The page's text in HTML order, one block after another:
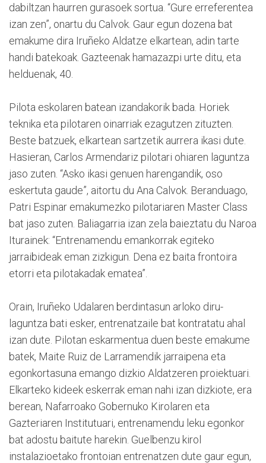
dabiltzan haurren gurasoek sortua. “Gure erreferentea
izan zen”, onartu du Calvok. Gaur egun dozena bat
emakume dira Iruñeko Aldatze elkartean, adin tarte
handi batekoak. Gazteenak hamazazpi urte ditu, eta
helduenak, 40.
Pilota eskolaren batean izandakorik bada. Horiek
teknika eta pilotaren oinarriak ezagutzen zituzten.
Beste batzuek, elkartean sartzetik aurrera ikasi dute.
Hasieran, Carlos Armendariz pilotari ohiaren laguntza
jaso zuten. “Asko ikasi genuen harengandik, oso
eskertuta gaude”, aitortu du Ana Calvok. Beranduago,
Patri Espinar emakumezko pilotariaren Master Class
bat jaso zuten. Baliagarria izan zela baieztatu du Naroa
Iturainek: “Entrenamendu emankorrak egiteko
jarraibideak eman zizkigun. Dena ez baita frontoira
etorri eta pilotakadak ematea”.
Orain, Iruñeko Udalaren berdintasun arloko diru-
laguntza bati esker, entrenatzaile bat kontratatu ahal
izan dute. Pilotan eskarmentua duen beste emakume
batek, Maite Ruiz de Larramendik jarraipena eta
egonkortasuna emango dizkio Aldatzeren proiektuari.
Elkarteko kideek eskerrak eman nahi izan dizkiote, era
berean, Nafarroako Gobernuko Kirolaren eta
Gazteriaren Institutuari, entrenamendu leku egonkor
bat adostu baitute harekin. Guelbenzu kirol
instalazioetako frontoian entrenatzen dute gaur egun,